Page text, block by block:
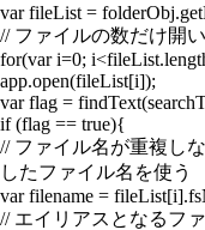
var fileList =
// ファイルの数だけ開
for(var i=0;
app.open(fileList[i]);
var flag =
if (flag == true){
// ファイル名が重複し
したファイル名を使う
var filename =
// エイリアスとなるフ